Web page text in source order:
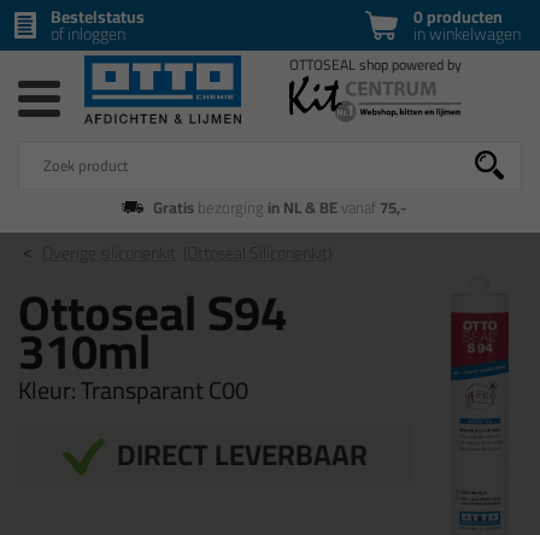
0 producten
in winkelwagen
Bestelstatus
of inloggen
Gratisbezorging in NL & BEvanaf75,-
Ottoseal S94
310ml
Kleur:Transparant C00
DIRECT LEVERBAAR